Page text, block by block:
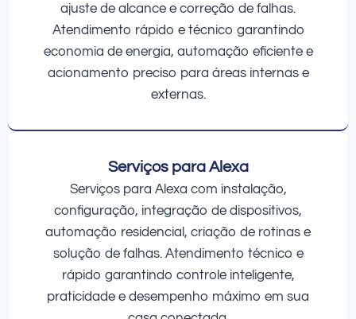
ajuste de alcance e correção de falhas.
Atendimento rápido e técnico garantindo
economia de energia, automação eficiente e
acionamento preciso para áreas internas e
externas.
Serviços para Alexa
Serviços para Alexa com instalação,
configuração, integração de dispositivos,
automação residencial, criação de rotinas e
solução de falhas. Atendimento técnico e
rápido garantindo controle inteligente,
praticidade e desempenho máximo em sua